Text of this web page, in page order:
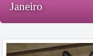
Janeiro